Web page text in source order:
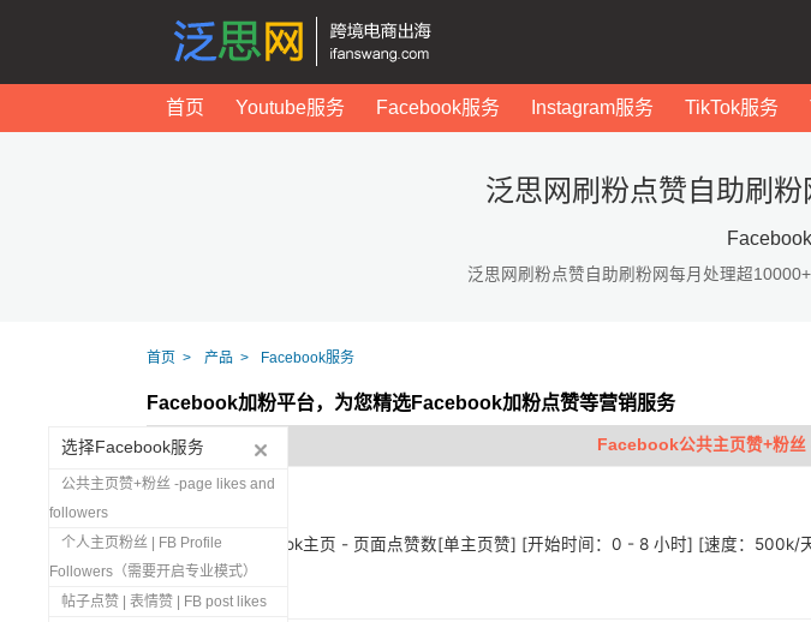
首页 Youtube服务 Facebook服务 Instagram服务 TikTok服务
泛思网刷粉点赞自助刷
泛思网刷粉点赞自助刷粉网每月处理超
首页 产品 Facebook服务
Facebook加粉平台，为您精选Facebook加粉点赞等营销服务
Facebook公共主页赞+粉
1269 Facebook主页 - 页面点赞数[单主页赞] [开始时间：0 - 8 小时] [速度：500k/
选择Facebook服务
公共主页赞+粉丝 -page likes and
followers
个人主页粉丝 | FB Profile
Followers（需要开启专业模式）
帖子点赞 | 表情赞 | FB post likes